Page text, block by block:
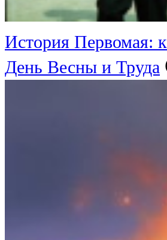
История Первомая:
День Весны и Труда